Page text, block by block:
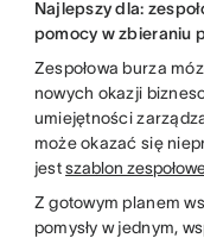
Najlepszy dla:
pomocy w zbieraniu
Zespołowa burza
nowych okazji
umiejętności
może okazać się
jestszablon
Z gotowym planem
pomysły w jednym,